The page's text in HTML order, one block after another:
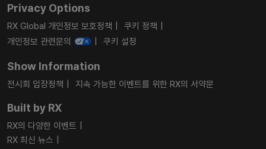
Privacy Options
RX Global 개인정보 보호정책
쿠키 정책
개인정보 관련문의
쿠키 설정
Show Information
전시회 입장정책 지속 가능한 이벤트를 위한 RX의 서약문
Built by RX
RX의 다양한 이벤트
RX 최신 뉴스